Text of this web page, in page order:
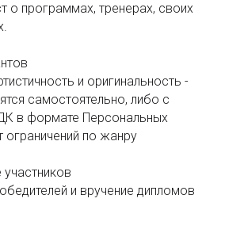
о программах, тренерах, своих
и оригинальность -
самостоятельно, либо с
в формате Персональных
ограничений по жанру
и вручение дипломов